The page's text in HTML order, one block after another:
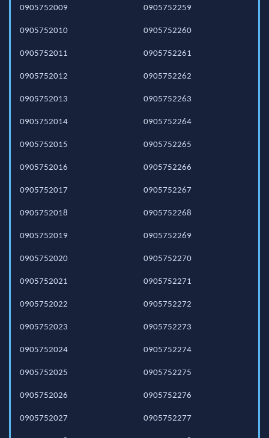
0905752009
0905752010
0905752011
0905752012
0905752013
0905752014
0905752015
0905752016
0905752017
0905752018
0905752019
0905752020
0905752021
0905752022
0905752023
0905752024
0905752025
0905752026
0905752027
0905752259
0905752260
0905752261
0905752262
0905752263
0905752264
0905752265
0905752266
0905752267
0905752268
0905752269
0905752270
0905752271
0905752272
0905752273
0905752274
0905752275
0905752276
0905752277